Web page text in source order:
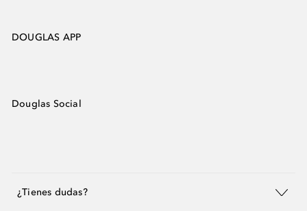
DOUGLAS APP
Douglas Social
¿Tienes dudas?